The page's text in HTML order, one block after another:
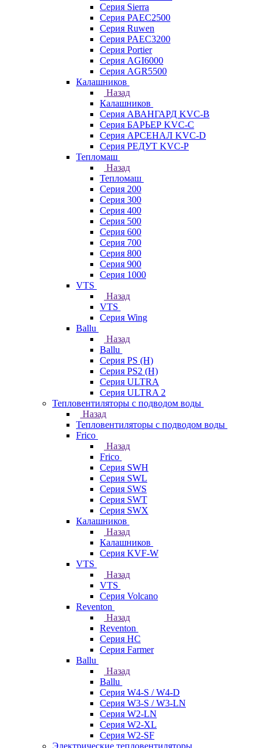
Серия Sierra
Серия PAEC2500
Серия Ruwen
Серия PAEC3200
Серия Portier
Серия AGI6000
Серия AGR5500
Калашников
Назад
Калашников
Серия АВАНГАРД KVC-B
Серия БАРЬЕР KVC-C
Серия АРСЕНАЛ KVC-D
Серия РЕДУТ KVC-P
Тепломаш
Назад
Тепломаш
Серия 200
Серия 300
Серия 400
Серия 500
Серия 600
Серия 700
Серия 800
Серия 900
Серия 1000
VTS
Назад
VTS
Серия Wing
Ballu
Назад
Ballu
Серия PS (H)
Серия PS2 (H)
Серия ULTRA
Серия ULTRA 2
Тепловентиляторы с подводом воды
Назад
Тепловентиляторы с подводом воды
Frico
Назад
Frico
Серия SWH
Серия SWL
Серия SWS
Серия SWT
Серия SWX
Калашников
Назад
Калашников
Серия KVF-W
VTS
Назад
VTS
Серия Volcano
Reventon
Назад
Reventon
Серия HC
Серия Farmer
Ballu
Назад
Ballu
Серия W4-S / W4-D
Серия W3-S / W3-LN
Серия W2-LN
Серия W2-XL
Серия W2-SF
Электрические тепловентиляторы